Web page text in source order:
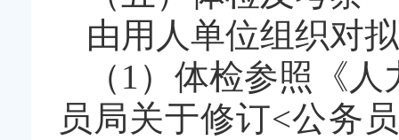
由用人单位组织对
（1）体检参照《
员局关于修订<公务